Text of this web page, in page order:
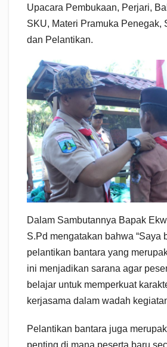
Upacara Pembukaan, Perjari,
SKU, Materi Pramuka Penegak,
dan Pelantikan.
Dalam Sambutannya Bapak
S.Pd mengatakan bahwa “Saya
pelantikan bantara yang
ini menjadikan sarana agar
belajar untuk memperkuat
kerjasama dalam wadah
Pelantikan bantara juga
penting di mana peserta baru